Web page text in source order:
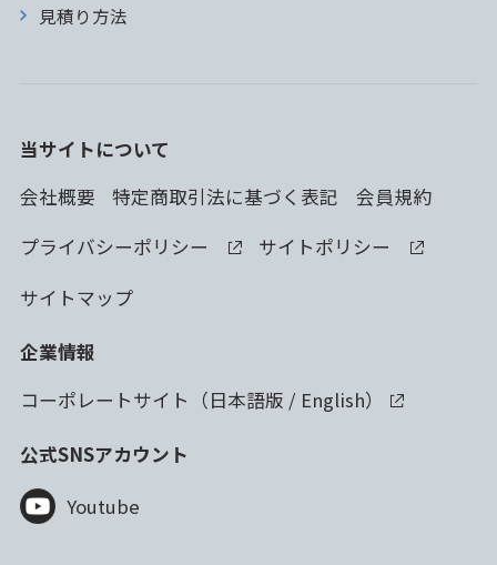
見積り方法
当サイトについて
会社概要
特定商取引法に基づく表記
会員規約
プライバシーポリシー
サイトポリシー
サイトマップ
企業情報
コーポレートサイト（日本語版 / English）
公式SNSアカウント
Youtube